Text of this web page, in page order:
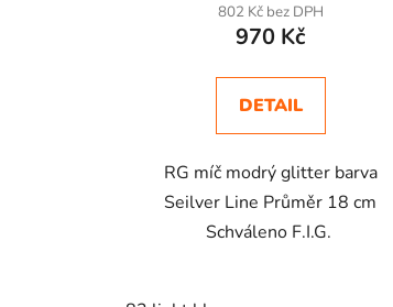
802 Kč bez DPH
970 Kč
DETAIL
RG míč modrý glitter barva
Seilver Line Průměr 18 cm
Schváleno F.I.G.